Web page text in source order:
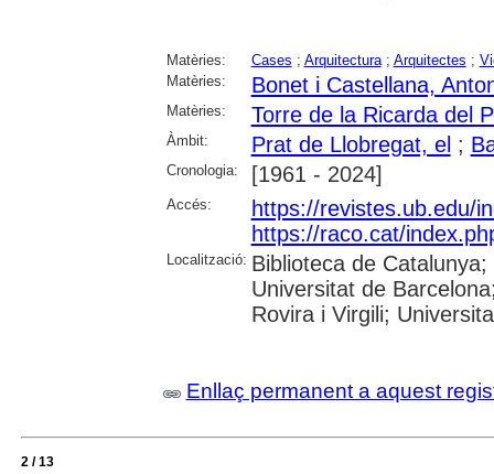
Matèries: Cases ; Arquitectura; Arquitectes ;
Matèries:
Bonet i Castellana,
Matèries: Torre de la Ricarda del
Àmbit: Prat de Llobregat, el ;
Cronologia: [1961 - 2024]
Accés:
https://revistes.ub.edu/
https://raco.cat/
Localització: Biblioteca de
Universitat de
Rovira i Virgili;
Enllaç permanent a aquest
2 / 13